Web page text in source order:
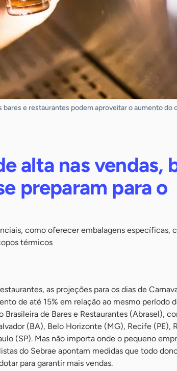
bares e restaurantes podem aproveitar o aumento do
alta nas vendas,
preparam para o
como oferecer embalagens específicas,
térmicos
as projeções para os dias de
de até 15% em relação ao mesmo período
Brasileira de Bares e Restaurantes (Abrasel),
(BA), Belo Horizonte (MG), Recife (PE),
(SP). Mas não importa onde o pequeno
do Sebrae apontam medidas que todo
para garantir mais vendas.